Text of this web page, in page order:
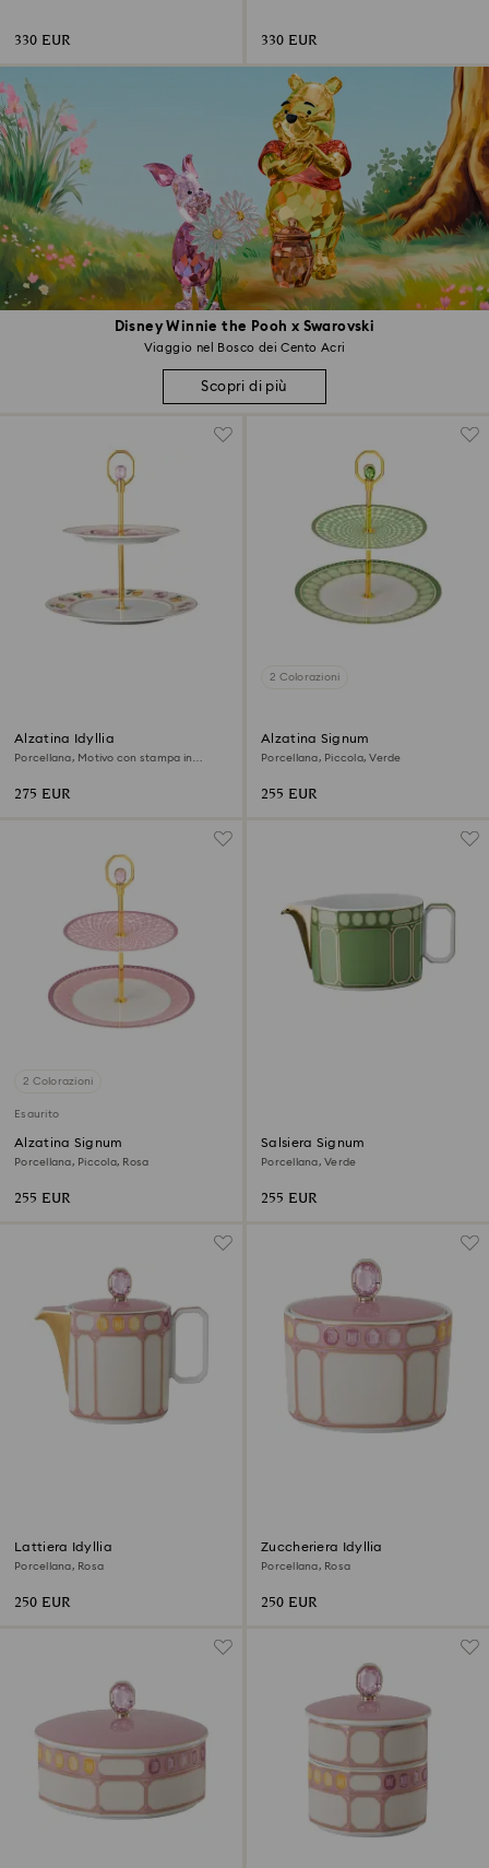
Disney Winnie the Pooh x Swarovski
Viaggio nel Bosco dei Cento Acri
Scopri di più
330 EUR 330 EUR
Alzatina Idyllia
Porcellana, Motivo con stampa in
275 EUR
2 Colorazioni
Alzatina Signum
Porcellana, Piccola, Verde
255 EUR
2 Colorazioni
Esaurito
Alzatina Signum
Porcellana, Piccola, Rosa
255 EUR
Salsiera Signum
Porcellana, Verde
255 EUR
Lattiera Idyllia
Porcellana, Rosa
250 EUR
Zuccheriera Idyllia
Porcellana, Rosa
250 EUR